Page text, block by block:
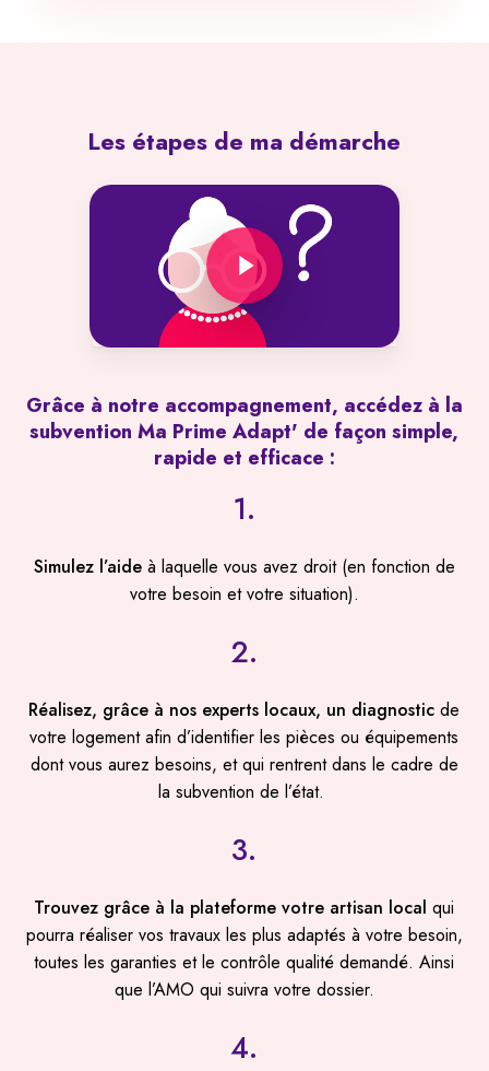
Les étapes de ma démarche
Play Video
Grâce à notre accompagnement, accédez à la
subvention Ma Prime Adapt' de façon simple,
rapide et efficace :
1.
Simulez l’aideà laquelle vous avez droit (en fonction de
votre besoin et votre situation).
2.
Réalisez, grâce à nos experts locaux, un diagnostic de
votre logement afin d’identifier les pièces ou équipements
dont vous aurez besoins, et qui rentrent dans le cadre de
la subvention de l’état.
3.
Trouvez grâce à la plateforme votre artisan local qui
pourra réaliser vos travaux les plus adaptés à votre besoin,
toutes les garanties et le contrôle qualité demandé. Ainsi
que l’AMO qui suivra votre dossier.
4.